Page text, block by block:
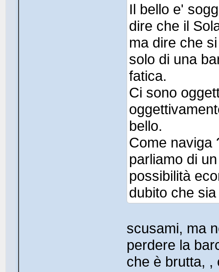
Il bello e'
dire che il
ma dire che
solo di una
fatica.
Ci sono
bello.
Come naviga
parliamo di
possibilità
dubito che
scusami, ma
perdere la
che è brutta, ,